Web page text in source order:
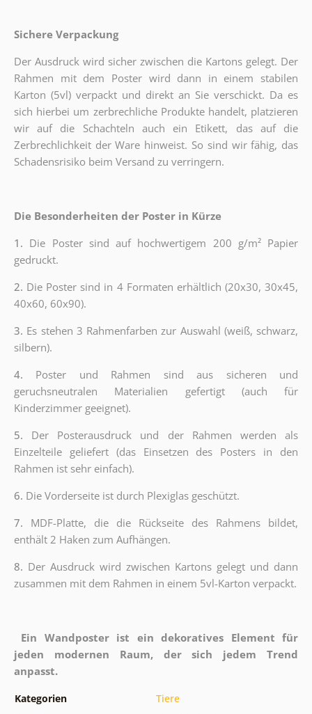
Sichere Verpackung
Der Ausdruck wird sicher zwischen die Kartons gelegt. Der
Rahmen mit dem Poster wird dann in einem stabilen
Karton (5vl) verpackt und direkt an Sie verschickt. Da es
sich hierbei um zerbrechliche Produkte handelt, platzieren
wir auf die Schachteln auch ein Etikett, das auf die
Zerbrechlichkeit der Ware hinweist. So sind wir fähig, das
Schadensrisiko beim Versand zu verringern.
Die Besonderheiten der Poster in Kürze
1. Die Poster sind auf hochwertigem 200 g/m² Papier
gedruckt.
2. Die Poster sind in 4 Formaten erhältlich (20x30, 30x45,
40x60, 60x90).
3. Es stehen 3 Rahmenfarben zur Auswahl (weiß, schwarz,
silbern).
4. Poster und Rahmen sind aus sicheren und
geruchsneutralen Materialien gefertigt (auch für
Kinderzimmer geeignet).
5. Der Posterausdruck und der Rahmen werden als
Einzelteile geliefert (das Einsetzen des Posters in den
Rahmen ist sehr einfach).
6. Die Vorderseite ist durch Plexiglas geschützt.
7. MDF-Platte, die die Rückseite des Rahmens bildet,
enthält 2 Haken zum Aufhängen.
8. Der Ausdruck wird zwischen Kartons gelegt und dann
zusammen mit dem Rahmen in einem 5vl-Karton verpackt.
Ein Wandposter ist ein dekoratives Element für
jeden modernen Raum, der sich jedem Trend
anpasst.
Kategorien
Tiere